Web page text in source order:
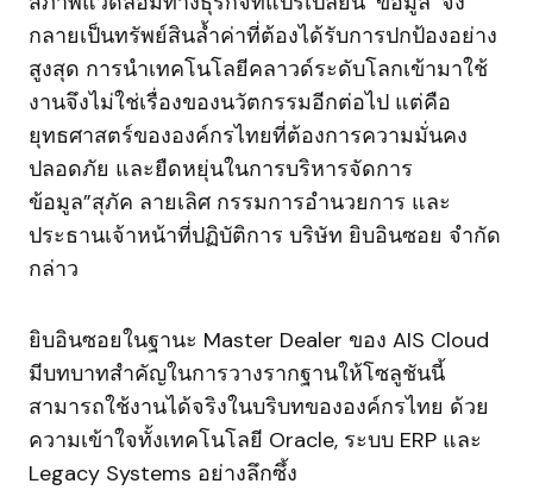
กลายเป็นทรัพย์สินล้ำค่าที่ต้องได้รับการปกป้องอย่าง
สูงสุด การนำเทคโนโลยีคลาวด์ระดับโลกเข้ามาใช้
งานจึงไม่ใช่เรื่องของนวัตกรรมอีกต่อไป แต่คือ
ยุทธศาสตร์ขององค์กรไทยที่ต้องการความมั่นคง
ปลอดภัย และยืดหยุ่นในการบริหารจัดการ
ข้อมูล”สุภัค ลายเลิศ กรรมการอำนวยการ และ
ประธานเจ้าหน้าที่ปฏิบัติการ บริษัท ยิบอินซอย จำกัด
กล่าว
ยิบอินซอยในฐานะ Master Dealer ของ AIS Cloud
มีบทบาทสำคัญในการวางรากฐานให้โซลูชันนี้
สามารถใช้งานได้จริงในบริบทขององค์กรไทย ด้วย
ความเข้าใจทั้งเทคโนโลยี Oracle, ระบบ ERP และ
Legacy Systems อย่างลึกซึ้ง